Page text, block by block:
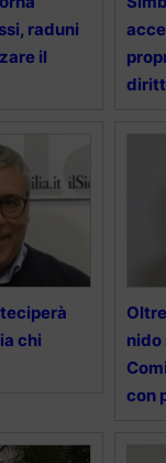
raduni
il
chi
nido
con